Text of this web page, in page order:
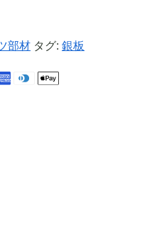
部材 タグ: 銀板